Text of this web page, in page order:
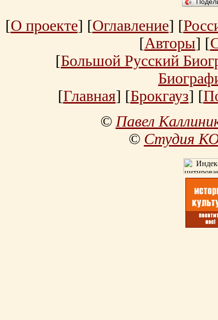
[О проекте] [Оглавление] [
[Авторы] [
[Большой Русский
[Главная] [Брокгауз] [
©Павел
© Студия